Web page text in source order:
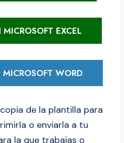
EXCEL
WORD
de la plantilla para
o enviarla a tu
la que trabajas o